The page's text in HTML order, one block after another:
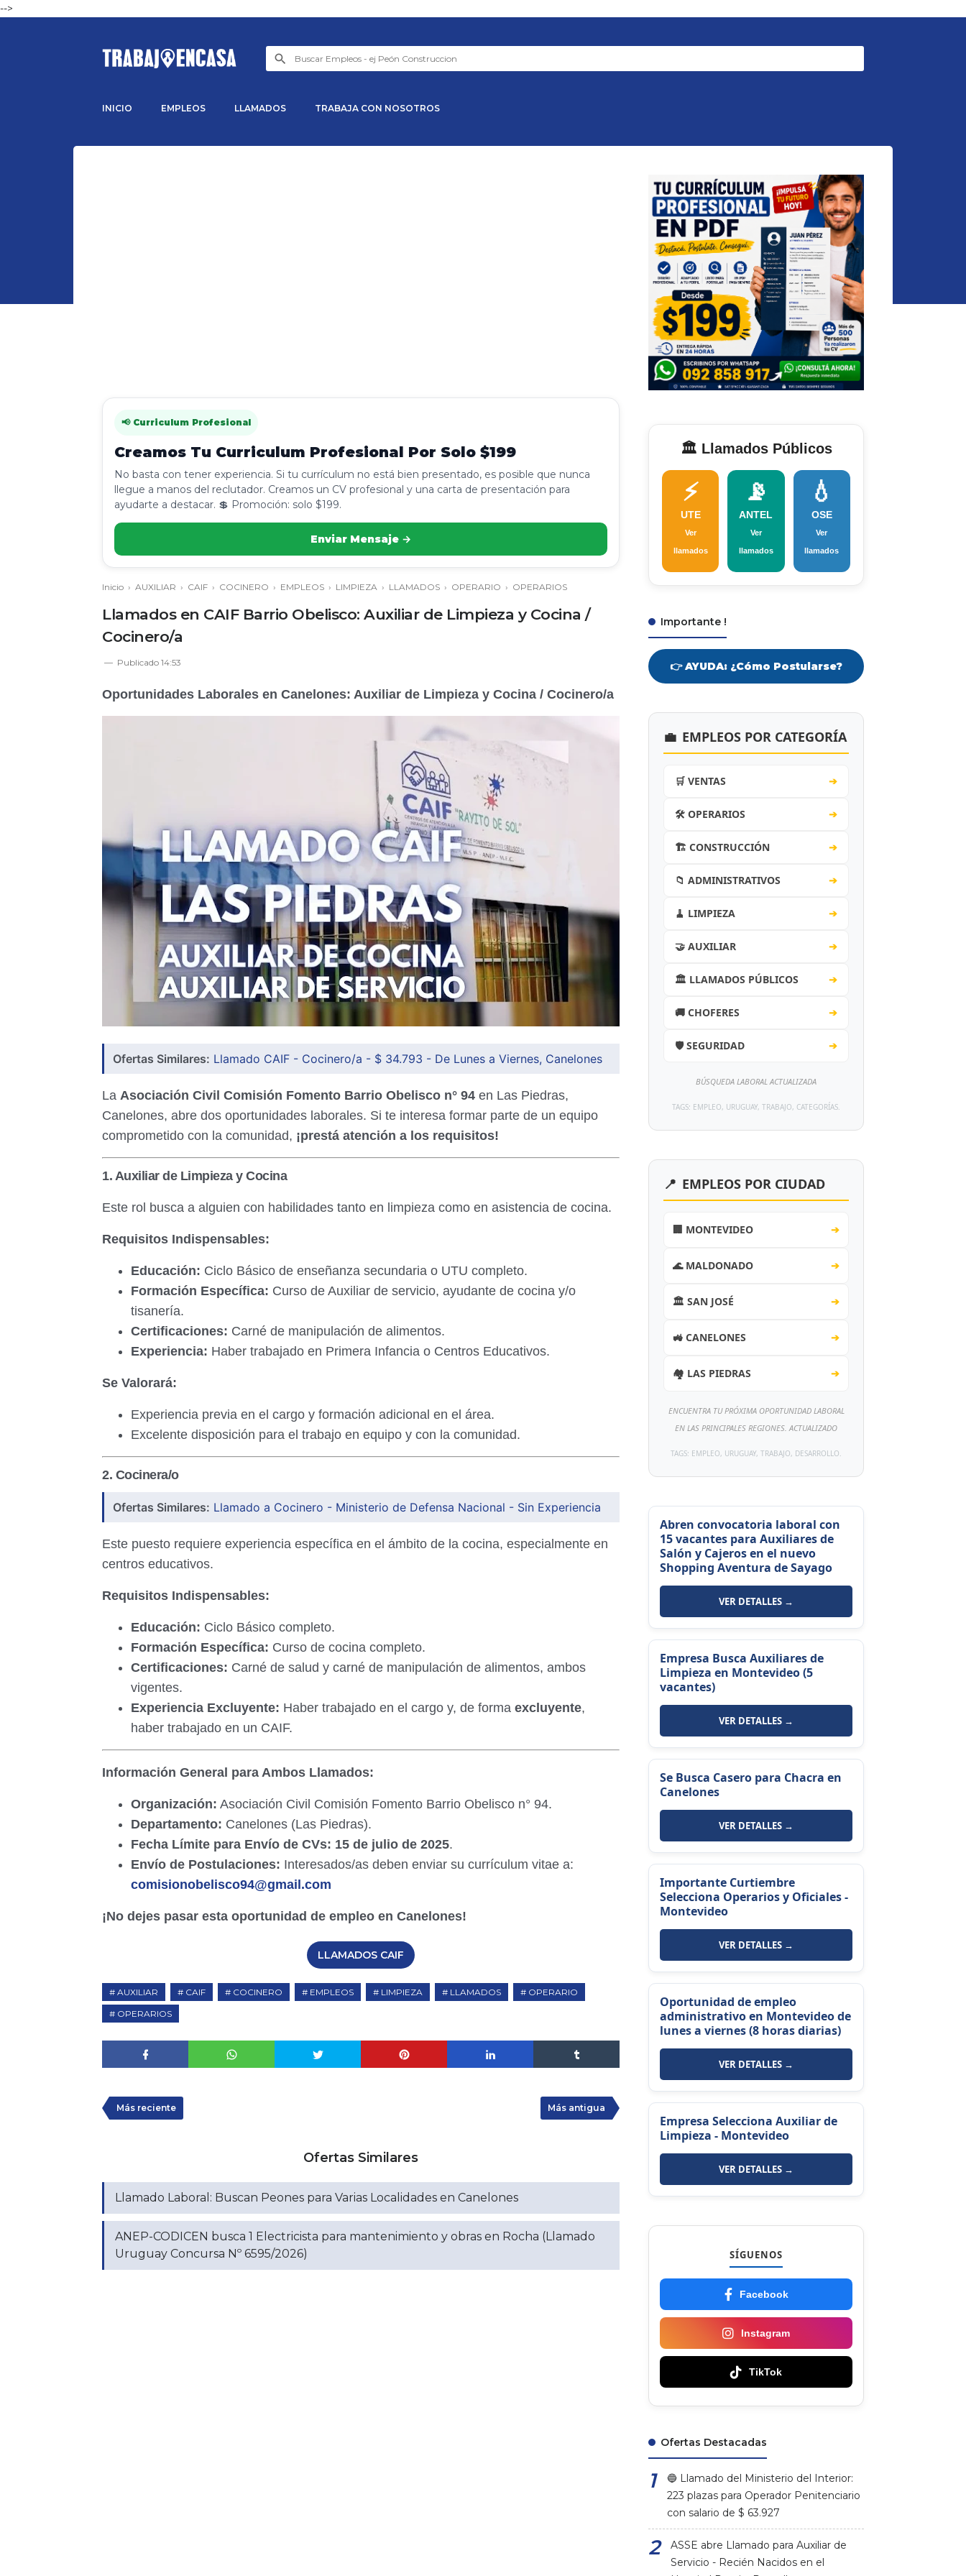
-->
INICIO EMPLEOS LLAMADOS TRABAJA CON NOSOTROS
📢 Curriculum Profesional
Creamos Tu Curriculum Profesional Por Solo $199
No basta con tener experiencia. Si tu currículum no está bien presentado, es posible que nunca
llegue a manos del reclutador. Creamos un CV profesional y una carta de presentación para
ayudarte a destacar. 💲 Promoción: solo $199.
Enviar Mensaje →
Inicio › AUXILIAR › CAIF › COCINERO › EMPLEOS › LIMPIEZA › LLAMADOS › OPERARIO › OPERARIOS
Llamados en CAIF Barrio Obelisco: Auxiliar de Limpieza y Cocina /
Cocinero/a
Publicado 14:53
Oportunidades Laborales en Canelones: Auxiliar de Limpieza y Cocina / Cocinero/a
Ofertas Similares: Llamado CAIF - Cocinero/a - $ 34.793 - De Lunes a Viernes, Canelones
La Asociación Civil Comisión Fomento Barrio Obelisco n° 94 en Las Piedras,
Canelones, abre dos oportunidades laborales. Si te interesa formar parte de un equipo
comprometido con la comunidad, ¡prestá atención a los requisitos!
1. Auxiliar de Limpieza y Cocina
Este rol busca a alguien con habilidades tanto en limpieza como en asistencia de cocina.
Requisitos Indispensables:
Educación: Ciclo Básico de enseñanza secundaria o UTU completo.
Formación Específica: Curso de Auxiliar de servicio, ayudante de cocina y/o
tisanería.
Certificaciones: Carné de manipulación de alimentos.
Experiencia: Haber trabajado en Primera Infancia o Centros Educativos.
Se Valorará:
Experiencia previa en el cargo y formación adicional en el área.
Excelente disposición para el trabajo en equipo y con la comunidad.
2. Cocinera/o
Ofertas Similares: Llamado a Cocinero - Ministerio de Defensa Nacional - Sin Experiencia
Este puesto requiere experiencia específica en el ámbito de la cocina, especialmente en
centros educativos.
Requisitos Indispensables:
Educación: Ciclo Básico completo.
Formación Específica: Curso de cocina completo.
Certificaciones: Carné de salud y carné de manipulación de alimentos, ambos
vigentes.
Experiencia Excluyente: Haber trabajado en el cargo y, de forma excluyente,
haber trabajado en un CAIF.
Información General para Ambos Llamados:
Organización: Asociación Civil Comisión Fomento Barrio Obelisco n° 94.
Departamento: Canelones (Las Piedras).
Fecha Límite para Envío de CVs: 15 de julio de 2025.
Envío de Postulaciones: Interesados/as deben enviar su currículum vitae a:
comisionobelisco94@gmail.com
¡No dejes pasar esta oportunidad de empleo en Canelones!
LLAMADOS CAIF
AUXILIAR CAIF COCINERO EMPLEOS LIMPIEZA LLAMADOS
OPERARIO
OPERARIOS
Más reciente Más antigua
Ofertas Similares
Llamado Laboral: Buscan Peones para Varias Localidades en Canelones
ANEP-CODICEN busca 1 Electricista para mantenimiento y obras en Rocha (Llamado
Uruguay Concursa Nº 6595/2026)
🏛️ Llamados Públicos
⚡
UTE
Ver
llamados
📡
ANTEL
Ver
llamados
💧
OSE
Ver
llamados
Importante !
👉 AYUDA: ¿Cómo Postularse?
💼 EMPLEOS POR CATEGORÍA
🛒 VENTAS ➔
🛠️ OPERARIOS ➔
🏗️ CONSTRUCCIÓN ➔
📁 ADMINISTRATIVOS ➔
🧹 LIMPIEZA ➔
🤝 AUXILIAR ➔
🏛️ LLAMADOS PÚBLICOS ➔
🚚 CHOFERES ➔
🛡️ SEGURIDAD ➔
BÚSQUEDA LABORAL ACTUALIZADA
TAGS: EMPLEO, URUGUAY, TRABAJO, CATEGORÍAS.
📍 EMPLEOS POR CIUDAD
🏢 MONTEVIDEO ➔
🌊 MALDONADO ➔
🏛️ SAN JOSÉ ➔
🚜 CANELONES ➔
🏘️ LAS PIEDRAS ➔
ENCUENTRA TU PRÓXIMA OPORTUNIDAD LABORAL
EN LAS PRINCIPALES REGIONES. ACTUALIZADO
TAGS: EMPLEO, URUGUAY, TRABAJO, DESARROLLO.
Abren convocatoria laboral con
15 vacantes para Auxiliares de
Salón y Cajeros en el nuevo
Shopping Aventura de Sayago
VER DETALLES →
Empresa Busca Auxiliares de
Limpieza en Montevideo (5
vacantes)
VER DETALLES →
Se Busca Casero para Chacra en
Canelones
VER DETALLES →
Importante Curtiembre
Selecciona Operarios y Oficiales -
Montevideo
VER DETALLES →
Oportunidad de empleo
administrativo en Montevideo de
lunes a viernes (8 horas diarias)
VER DETALLES →
Empresa Selecciona Auxiliar de
Limpieza - Montevideo
VER DETALLES →
SÍGUENOS
Facebook
Instagram
TikTok
Ofertas Destacadas
🔵 Llamado del Ministerio del Interior:
223 plazas para Operador Penitenciario
con salario de $ 63.927
ASSE abre Llamado para Auxiliar de
Servicio - Recién Nacidos en el